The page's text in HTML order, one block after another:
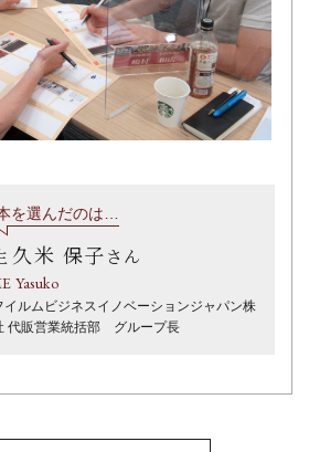
を選んだのは…
久米 保子さん
Yasuko
イルムビジネスイノベーションジャパン株
代販営業統括部 グループ長